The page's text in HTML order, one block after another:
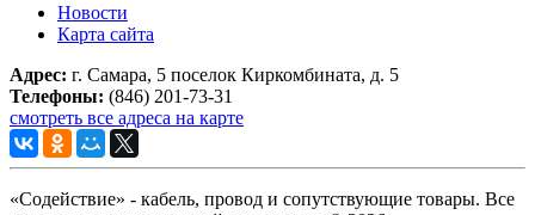
Новости
Карта сайта
Адрес: г. Самара, 5 поселок Киркомбината, д. 5
Телефоны: (846) 201-73-31
смотреть все адреса на карте
«Содействие» - кабель, провод и сопутствующие товары. Все